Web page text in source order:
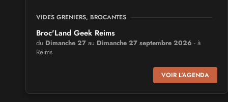
VIDES GRENIERS, BROCANTES
Broc'Land Geek Reims
du Dimanche 27 au Dimanche 27 septembre 2026 - à
Reims
MangAnime
VOIR L'AGENDA